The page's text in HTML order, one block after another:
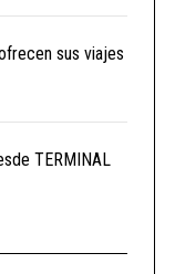
sus viajes
TERMINAL